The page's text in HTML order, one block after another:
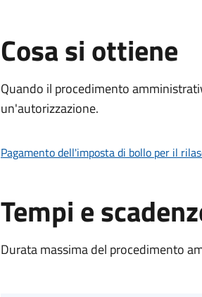
Cosa si ottiene
Quando il procedimento
un'autorizzazione.
Pagamento dell'imposta di bollo per il
Tempi e
Durata massima del procedimento